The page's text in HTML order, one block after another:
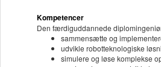
Kompetencer
Den færdiguddannede
sammensætte og
udvikle robotteknologiske
simulere og løse komplekse